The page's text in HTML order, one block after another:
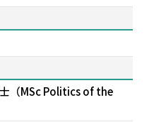
（MSc Politics of the